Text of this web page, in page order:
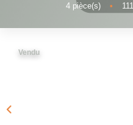
4pièce(s) • 111
Vendu